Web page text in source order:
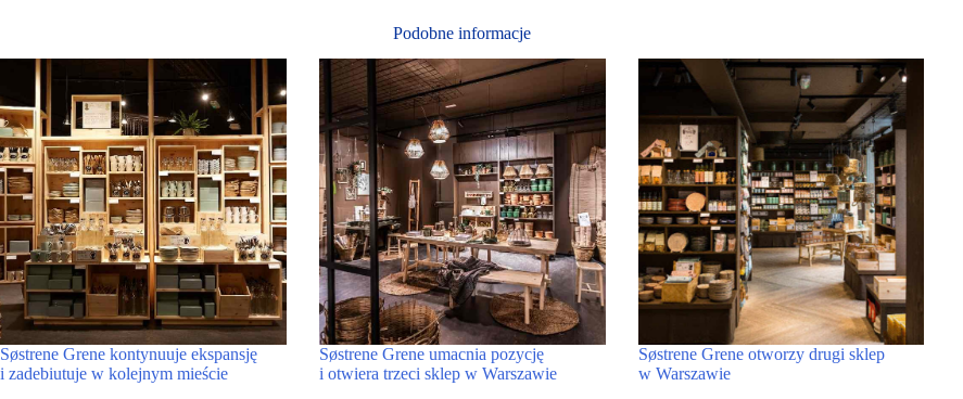
Podobne informacje
Søstrene Grene kontynuuje ekspansję
i zadebiutuje w kolejnym mieście
Søstrene Grene umacnia pozycję
i otwiera trzeci sklep w Warszawie
Søstrene Grene otworzy drugi sklep
w Warszawie